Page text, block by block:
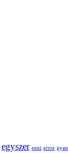
egyszer enni error